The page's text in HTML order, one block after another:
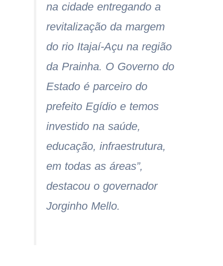
na cidade entregando a
revitalização da margem
do rio Itajaí-Açu na região
da Prainha. O Governo do
Estado é parceiro do
prefeito Egídio e temos
investido na saúde,
educação, infraestrutura,
em todas as áreas”,
destacou o governador
Jorginho Mello.